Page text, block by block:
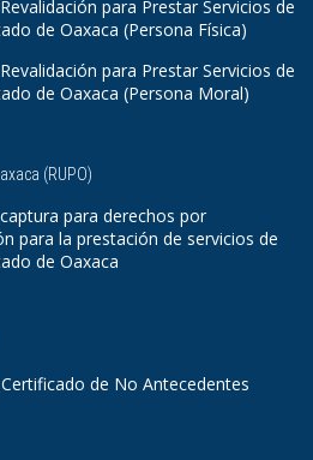
para Prestar Servicios de
de Oaxaca (Persona Física)
para Prestar Servicios de
de Oaxaca (Persona Moral)
(RUPO)
para derechos por
para la prestación de servicios de
de Oaxaca
de No Antecedentes